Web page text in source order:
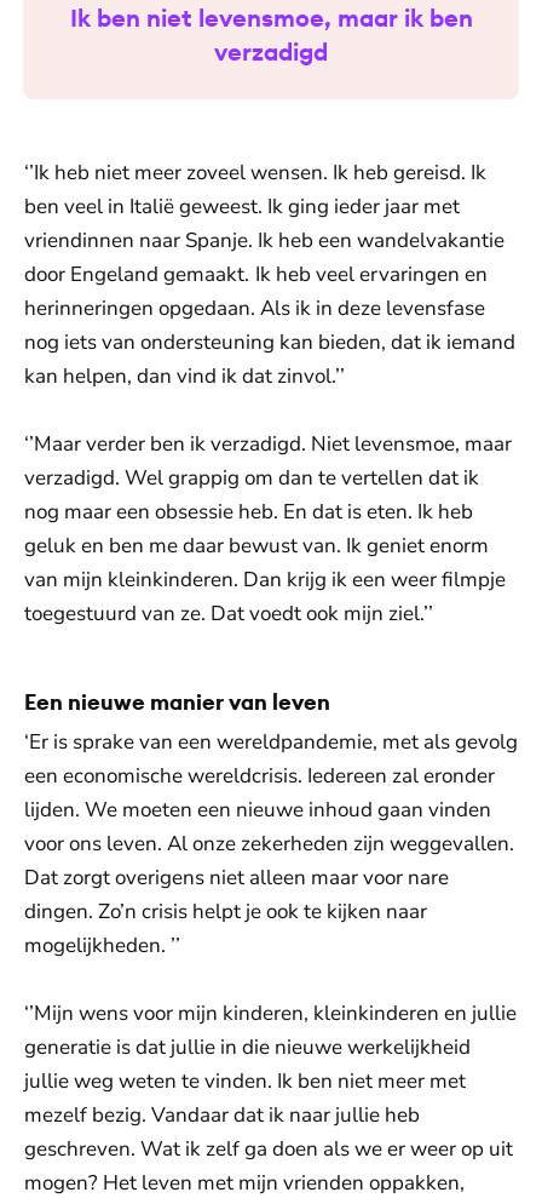
Ik ben niet levensmoe, maar ik ben
verzadigd
‘’Ik heb niet meer zoveel wensen. Ik heb gereisd. Ik
ben veel in Italië geweest. Ik ging ieder jaar met
vriendinnen naar Spanje. Ik heb een wandelvakantie
door Engeland gemaakt. Ik heb veel ervaringen en
herinneringen opgedaan. Als ik in deze levensfase
nog iets van ondersteuning kan bieden, dat ik iemand
kan helpen, dan vind ik dat zinvol.’’
‘’Maar verder ben ik verzadigd. Niet levensmoe, maar
verzadigd. Wel grappig om dan te vertellen dat ik
nog maar een obsessie heb. En dat is eten. Ik heb
geluk en ben me daar bewust van. Ik geniet enorm
van mijn kleinkinderen. Dan krijg ik een weer filmpje
toegestuurd van ze. Dat voedt ook mijn ziel.’’
Een nieuwe manier van leven
‘Er is sprake van een wereldpandemie, met als gevolg
een economische wereldcrisis. Iedereen zal eronder
lijden. We moeten een nieuwe inhoud gaan vinden
voor ons leven. Al onze zekerheden zijn weggevallen.
Dat zorgt overigens niet alleen maar voor nare
dingen. Zo’n crisis helpt je ook te kijken naar
mogelijkheden. ’’
‘’Mijn wens voor mijn kinderen, kleinkinderen en jullie
generatie is dat jullie in die nieuwe werkelijkheid
jullie weg weten te vinden. Ik ben niet meer met
mezelf bezig. Vandaar dat ik naar jullie heb
geschreven. Wat ik zelf ga doen als we er weer op uit
mogen? Het leven met mijn vrienden oppakken,